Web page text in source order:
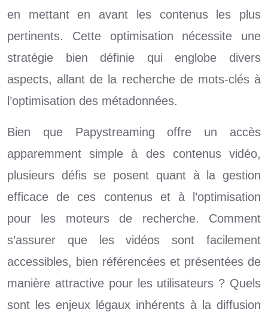
en mettant en avant les contenus les plus
pertinents. Cette optimisation nécessite une
stratégie bien définie qui englobe divers
aspects, allant de la recherche de mots-clés à
l’optimisation des métadonnées.
Bien que Papystreaming offre un accès
apparemment simple à des contenus vidéo,
plusieurs défis se posent quant à la gestion
efficace de ces contenus et à l’optimisation
pour les moteurs de recherche. Comment
s’assurer que les vidéos sont facilement
accessibles, bien référencées et présentées de
manière attractive pour les utilisateurs ? Quels
sont les enjeux légaux inhérents à la diffusion